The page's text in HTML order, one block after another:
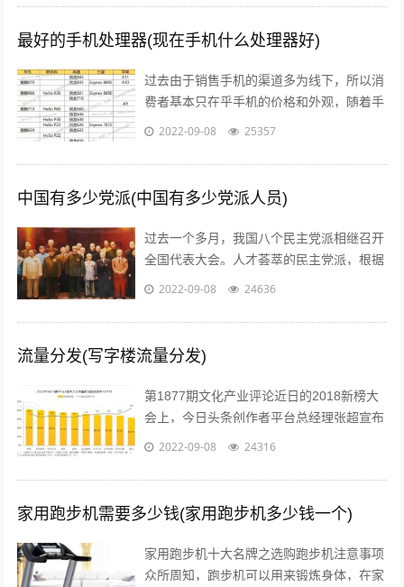
最好的手机处理器(现在手机什么处理器好)
过去由于销售手机的渠道多为线下，所以消
费者基本只在乎手机的价格和外观，随着手
机线上销售渠道的拓宽，以及小米曾打出性
2022-09-08 25357
中国有多少党派(中国有多少党派人员)
过去一个多月，我国八个民主党派相继召开
全国代表大会。人才荟萃的民主党派，根据
历史传统各有特色、成员界别也各具特点。
2022-09-08 24636
流量分发(写字楼流量分发)
第1877期文化产业评论近日的2018新榜大
会上，今日头条创作者平台总经理张超宣布
头条号平台将全面升级。升级后，平台将支
2022-09-08 24316
家用跑步机需要多少钱(家用跑步机多少钱一个)
家用跑步机十大名牌之选购跑步机注意事项
众所周知，跑步机可以用来锻炼身体，在家